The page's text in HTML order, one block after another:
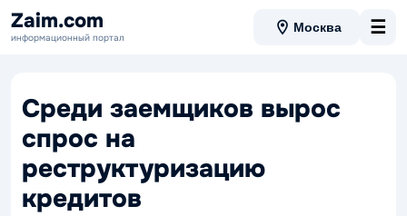
Zaim.com
информационный портал
Москва ☰
Среди заемщиков вырос
спрос на
реструктуризацию
кредитов